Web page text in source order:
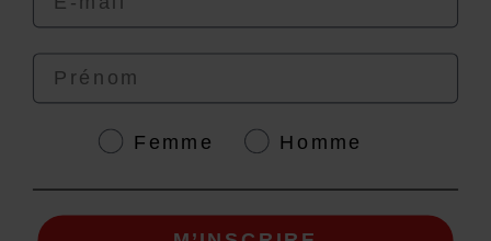
© EAFIT 2026 | Pago seguro *Norma AFNOR NF EN 17444. Consulte la ficha del
Prénom
GenreFemme Homme